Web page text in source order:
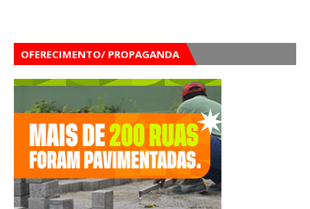
OFERECIMENTO/ PROPAGANDA